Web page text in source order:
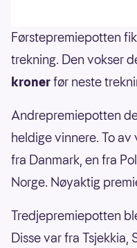
Førstepremiepotten
trekning. Den vokser
kronerfør neste
Andrepremiepotten
heldige vinnere. To
fra Danmark, en fra
Norge. Nøyaktig
Tredjepremiepotten
Disse var fra Tsjekkia,